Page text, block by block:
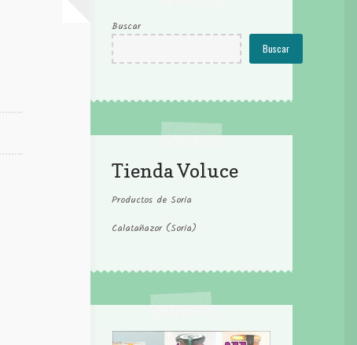
Buscar
Buscar
Tienda Voluce
Productos de Soria
Calatañazor (Soria)